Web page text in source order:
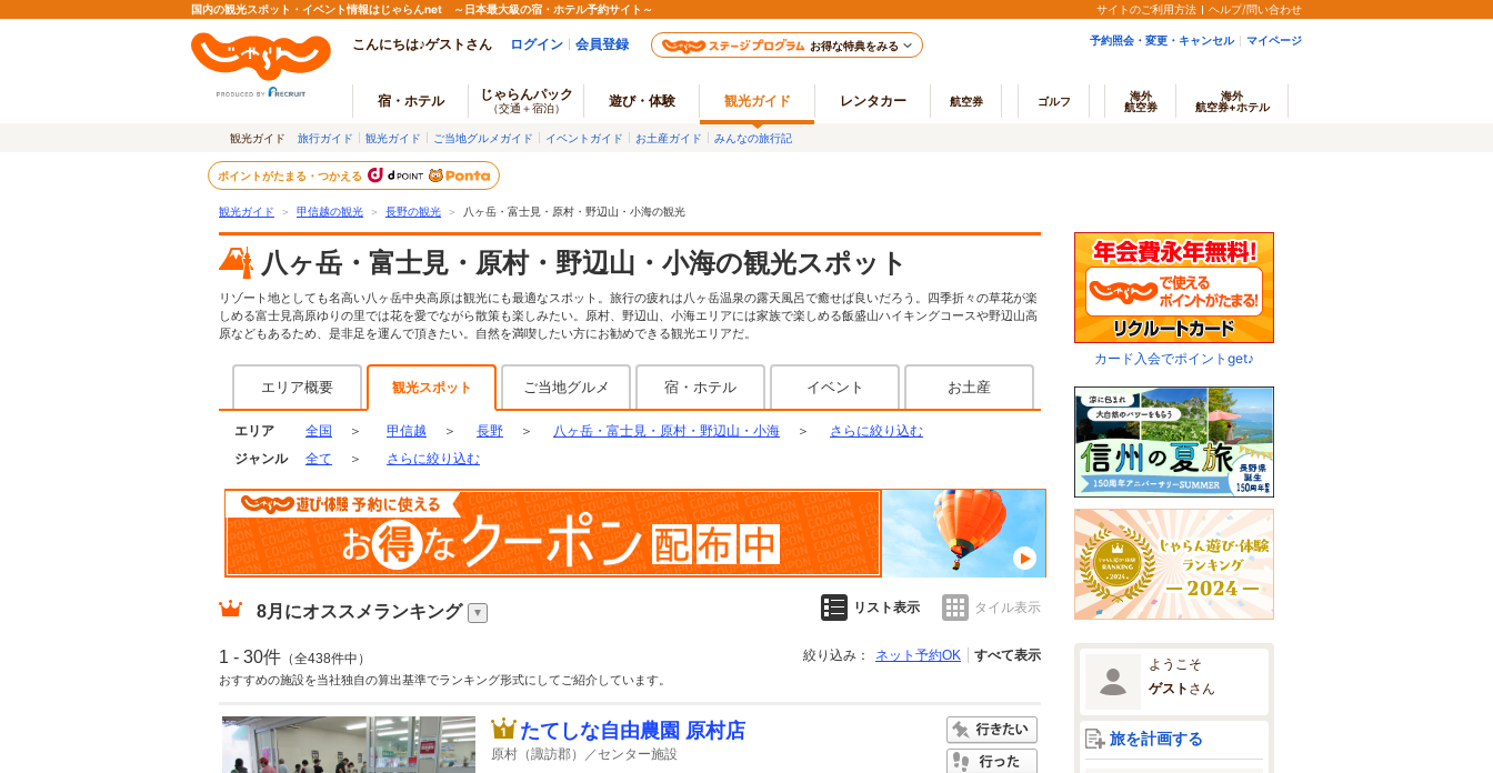
国内の観光スポット・イベント情報はじゃらんnet ～日本最大級の宿・ホテル予約サイト～ サイトのご利用方法 ヘルプ/問い合わせ
こんにちは♪ゲストさん ログイン 会員登録 お得な特典をみる 予約照会・変更・キャンセル マイページ
宿・ホテル じゃらんパック
（交通＋宿泊） 遊び・体験 観光ガイド レンタカー 航空券 ゴルフ
海外
航空券
海外
航空券+ホテル
観光ガイド 旅行ガイド 観光ガイド ご当地グルメガイド イベントガイド お土産ガイド みんなの旅行記
ポイントがたまる・つかえる
観光ガイド ＞ 甲信越の観光 ＞ 長野の観光 ＞ 八ヶ岳・富士見・原村・野辺山・小海の観光
八ヶ岳・富士見・原村・野辺山・小海の観光スポット
リゾート地としても名高い八ヶ岳中央高原は観光にも最適なスポット。旅行の疲れは八ヶ岳温泉の露天風呂で癒せば良いだろう。四季折々の草花が楽
しめる富士見高原ゆりの里では花を愛でながら散策も楽しみたい。原村、野辺山、小海エリアには家族で楽しめる飯盛山ハイキングコースや野辺山高
原などもあるため、是非足を運んで頂きたい。自然を満喫したい方にお勧めできる観光エリアだ。
エリア概要 観光スポット ご当地グルメ 宿・ホテル イベント お土産
エリア 全国 ＞ 甲信越 ＞ 長野 ＞ 八ヶ岳・富士見・原村・野辺山・小海 ＞
さらに絞り込む
ジャンル
全て ＞ さらに絞り込む
8月 にオススメランキング リスト表示 タイル表示
1 - 30件 （全438件中） 絞り込み： ネット予約OK すべて表示
おすすめの施設を当社独自の算出基準でランキング形式にしてご紹介しています。
たてしな自由農園 原村店
原村（諏訪郡）／センター施設
カード入会でポイントget♪
ようこそ
ゲスト さん
旅を計画する